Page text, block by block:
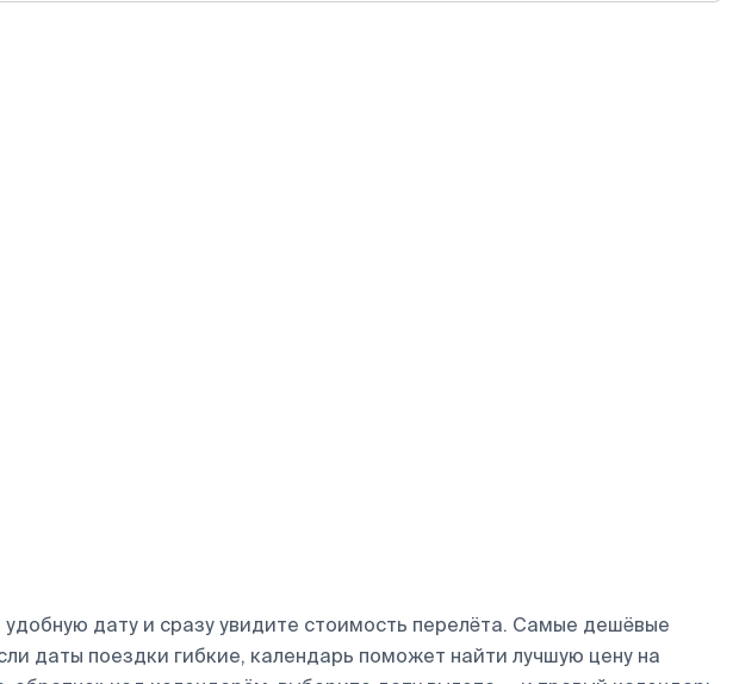
дату и сразу увидите стоимость перелёта. Самые дешёвые
даты поездки гибкие, календарь поможет найти лучшую цену на